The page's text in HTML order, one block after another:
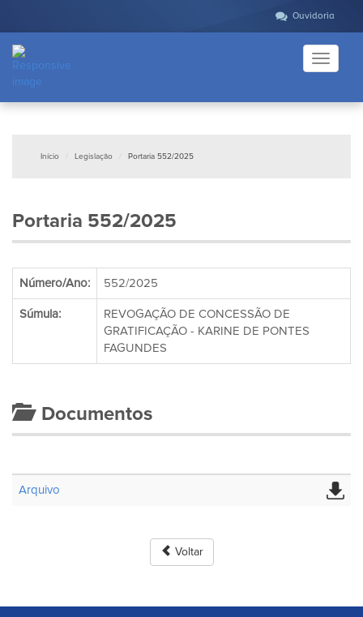
Ouvidoria
Toggle
Início Legislação Portaria 552/2025
Portaria 552/2025
Número/Ano: 552/2025
Súmula:
REVOGAÇÃO DE CONCESSÃO DE
GRATIFICAÇÃO - KARINE DE PONTES
FAGUNDES
Documentos
Arquivo
Voltar